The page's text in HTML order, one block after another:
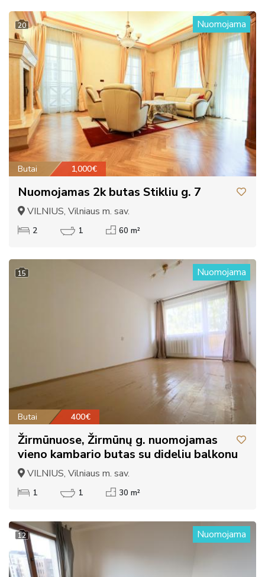
20 Nuomojama
Butai 1,000€
Nuomojamas 2k butas Stikliu g. 7
VILNIUS, Vilniaus m. sav.
2 1 60 m²
15 Nuomojama
Butai 400€
Žirmūnuose, Žirmūnų g. nuomojamas
vieno kambario butas su dideliu balkonu
VILNIUS, Vilniaus m. sav.
1 1 30 m²
12 Nuomojama